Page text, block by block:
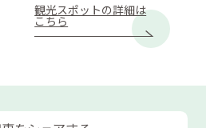
観光スポットの詳細は
こちら